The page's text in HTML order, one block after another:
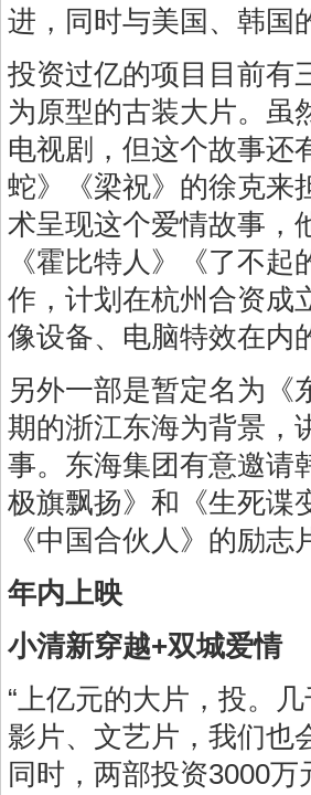
进，同时与美国、韩国
投资过亿的项目目前有
为原型的古装大片。虽
电视剧，但这个故事还
蛇》《梁祝》的徐克来
术呈现这个爱情故事，
《霍比特人》《了不
作，计划在杭州合资成
像设备、电脑特效在内
另外一部是暂定名为
期的浙江东海为背景，
事。东海集团有意邀请
极旗飘扬》和《生死谍
《中国合伙人》的励
年内上映
小清新穿越+双城爱情
“上亿元的大片，投。
影片、文艺片，我们也
同时，两部投资3000